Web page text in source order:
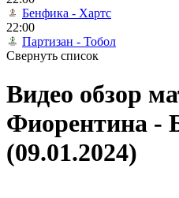
Бенфика - Хартс
22:00
Партизан - Тобол
Свернуть список
Видео обзор
Фиорентина -
(09.01.2024)